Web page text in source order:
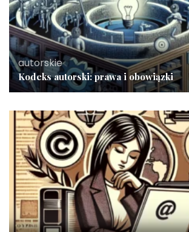
autorskie
Kodeks autorski: prawa i obowiązki